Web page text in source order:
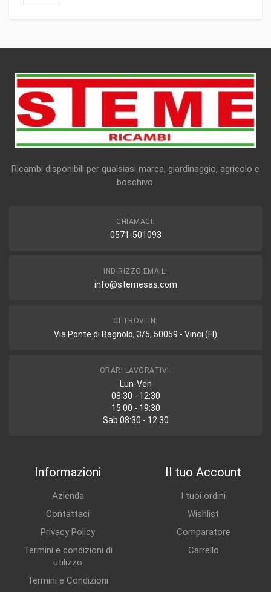
Ricambi disponibili per qualsiasi marca, giardinaggio, agricolo e
boschivo.
CHIAMACI:
0571-501093
INDIRIZZO EMAIL:
info@stemesas.com
CI TROVI IN:
Via Ponte di Bagnolo, 3/5, 50059 - Vinci (FI)
ORARI LAVORATIVI:
Lun-Ven
08:30 - 12:30
15:00 - 19:30
Sab 08:30 - 12:30
Informazioni
Azienda
Contattaci
Privacy Policy
Termini e condizioni di
utilizzo
Termini e Condizioni
Il tuo Account
I tuoi ordini
Wishlist
Comparatore
Carrello